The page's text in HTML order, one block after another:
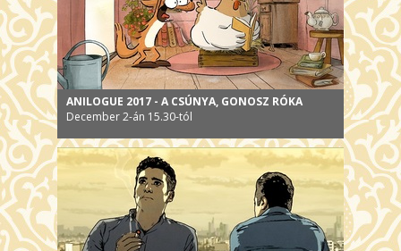
ANILOGUE 2017 - A CSÚNYA, GONOSZ RÓKA
December 2-án 15.30-tól